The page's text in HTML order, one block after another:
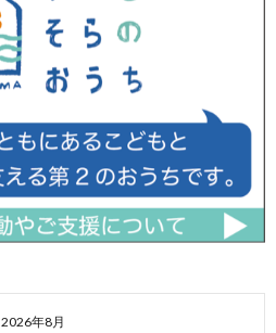
2026年8月